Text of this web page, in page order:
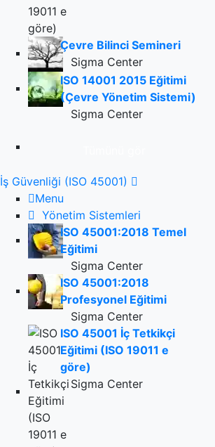
Çevre Bilinci Semineri
Sigma Center
ISO 14001 2015 Eğitimi
(Çevre Yönetim Sistemi)
Sigma Center
İş Güvenliği (ISO 45001)
Menu
Yönetim Sistemleri
ISO 45001:2018 Temel
Eğitimi
Sigma Center
ISO 45001:2018
Profesyonel Eğitimi
Sigma Center
ISO 45001 İç Tetkikçi
Eğitimi (ISO 19011 e
göre)
Sigma Center